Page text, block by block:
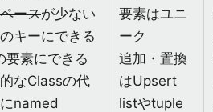
ースが少ない
キーにできる
要素にできる
なClassの代
named
要素はユニ
ーク
追加・置換
はUpsert
listやtuple